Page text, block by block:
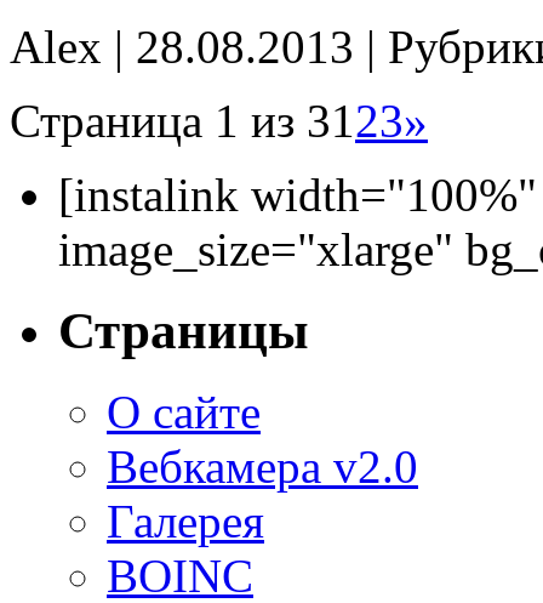
Alex | 28.08.2013 |
Страница 1 из 3123»
[instalink
image_size="xlarge"
Страницы
О сайте
Вебкамера v2.0
Галерея
BOINC